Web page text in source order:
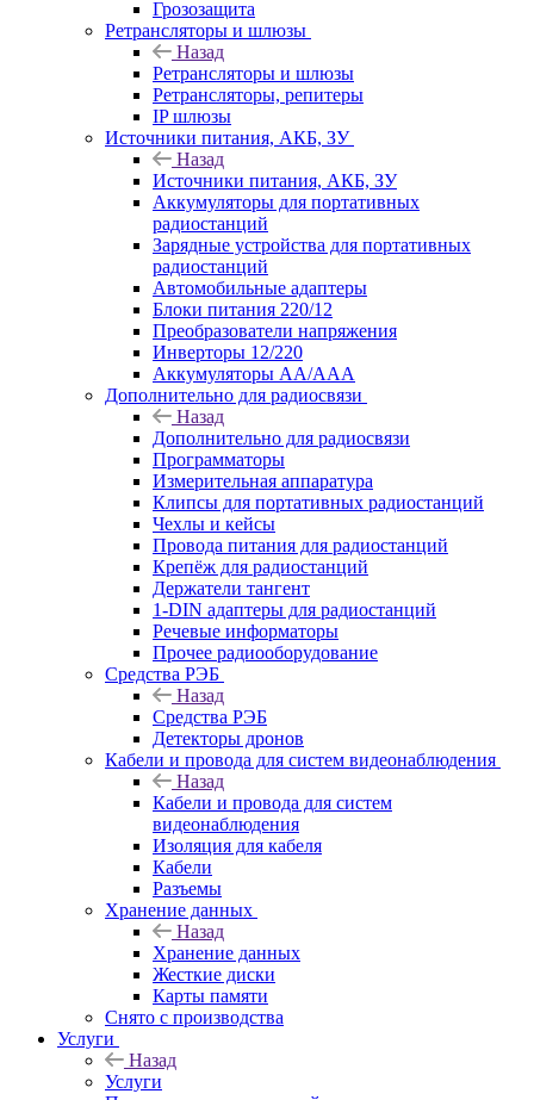
Грозозащита
Ретрансляторы и шлюзы
Назад
Ретрансляторы и шлюзы
Ретрансляторы, репитеры
IP шлюзы
Источники питания, АКБ, ЗУ
Назад
Источники питания, АКБ, ЗУ
Аккумуляторы для портативных
радиостанций
Зарядные устройства для портативных
радиостанций
Автомобильные адаптеры
Блоки питания 220/12
Преобразователи напряжения
Инверторы 12/220
Аккумуляторы АА/ААА
Дополнительно для радиосвязи
Назад
Дополнительно для радиосвязи
Программаторы
Измерительная аппаратура
Клипсы для портативных радиостанций
Чехлы и кейсы
Провода питания для радиостанций
Крепёж для радиостанций
Держатели тангент
1-DIN адаптеры для радиостанций
Речевые информаторы
Прочее радиооборудование
Средства РЭБ
Назад
Средства РЭБ
Детекторы дронов
Кабели и провода для систем видеонаблюдения
Назад
Кабели и провода для систем
видеонаблюдения
Изоляция для кабеля
Кабели
Разъемы
Хранение данных
Назад
Хранение данных
Жесткие диски
Карты памяти
Снято с производства
Услуги
Назад
Услуги